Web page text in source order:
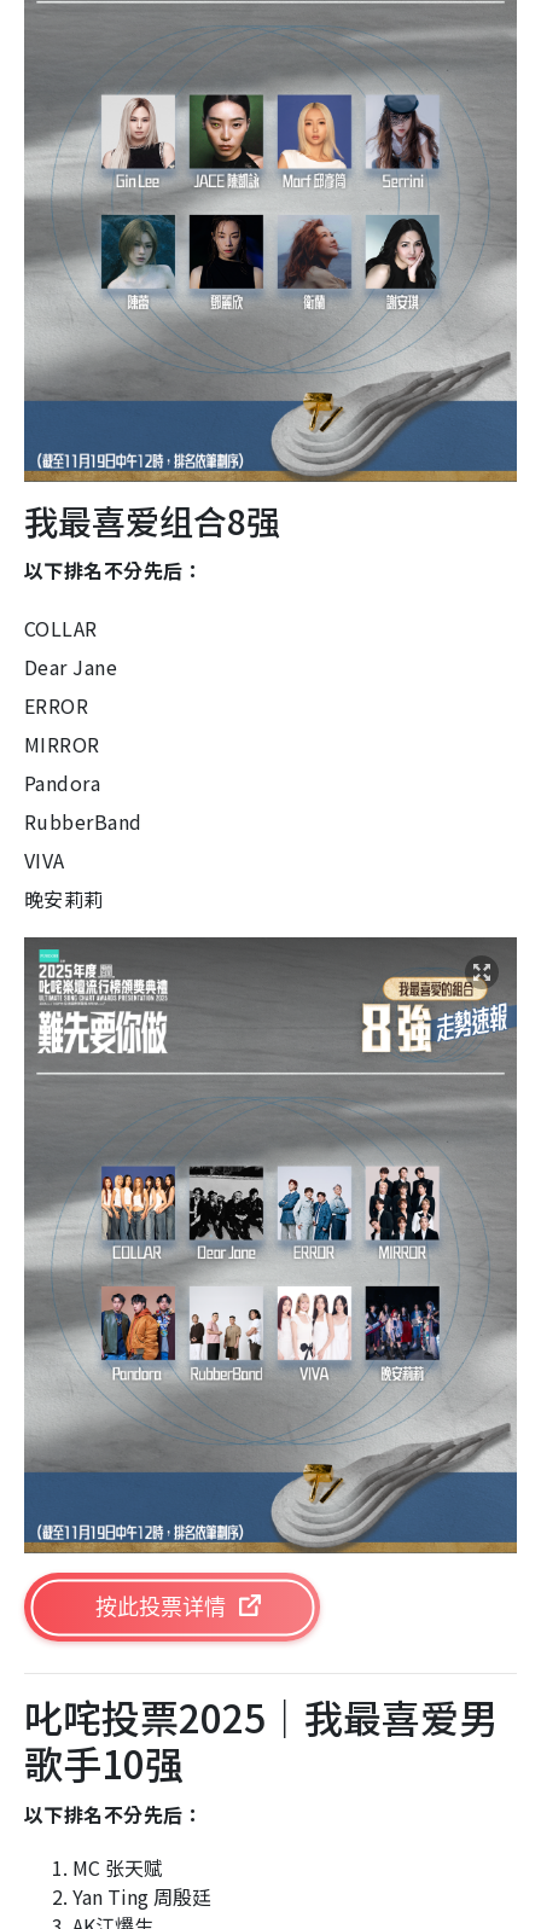
我最喜爱组合8强
以下排名不分先后：
COLLAR
Dear Jane
ERROR
MIRROR
Pandora
RubberBand
VIVA
晚安莉莉
按此投票详情
叱咤投票2025｜我最喜爱男
歌手10强
以下排名不分先后：
MC 张天赋
Yan Ting 周殷廷